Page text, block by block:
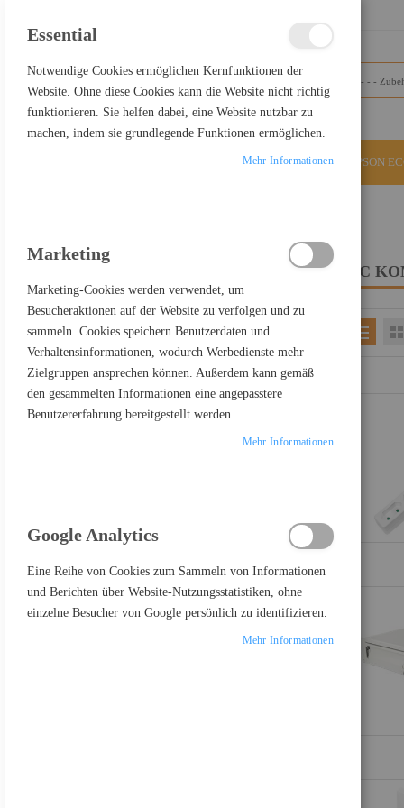
EPSON
PC
EINKAUFEN NACH
Kategorie Zubehör Stromversorgung
ALLES LÖSCHEN
Essential
Notwendige Cookies ermöglichen Kernfunktionen der
Website. Ohne diese Cookies kann die Website nicht richtig
funktionieren. Sie helfen dabei, eine Website nutzbar zu
machen, indem sie grundlegende Funktionen ermöglichen.
Mehr Informationen
Marketing
Marketing-Cookies werden verwendet, um
Besucheraktionen auf der Website zu verfolgen und zu
sammeln. Cookies speichern Benutzerdaten und
Verhaltensinformationen, wodurch Werbedienste mehr
Zielgruppen ansprechen können. Außerdem kann gemäß
den gesammelten Informationen eine angepasstere
Benutzererfahrung bereitgestellt werden.
Mehr Informationen
Google Analytics
Eine Reihe von Cookies zum Sammeln von Informationen
und Berichten über Website-Nutzungsstatistiken, ohne
einzelne Besucher von Google persönlich zu identifizieren.
Mehr Informationen